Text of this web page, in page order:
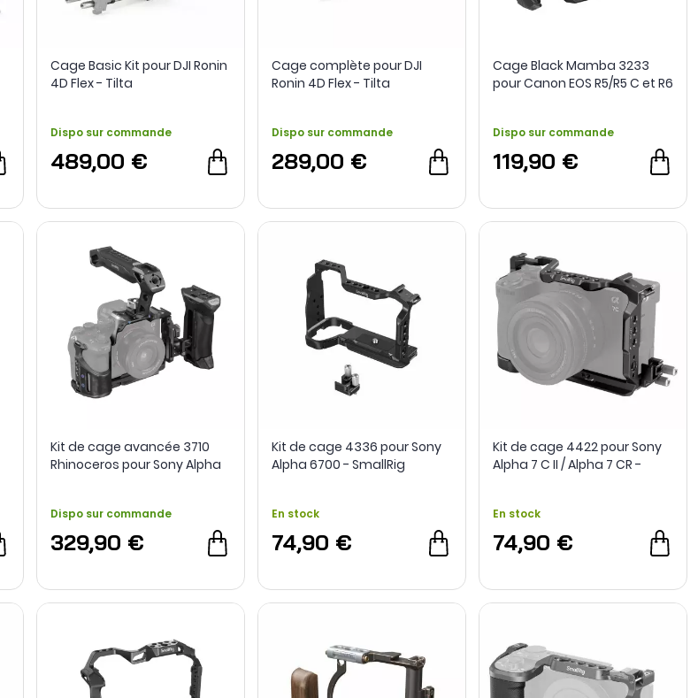
Cage Basic Kit pour DJI Ronin
4D Flex - Tilta
Dispo sur commande
489,00 €
Cage complète pour DJI
Ronin 4D Flex - Tilta
Dispo sur commande
289,00 €
Cage Black Mamba 3233
pour Canon EOS R5/R5 C et R6
Dispo sur commande
119,90 €
Kit de cage avancée 3710
Rhinoceros pour Sony Alpha
Dispo sur commande
329,90 €
Kit de cage 4336 pour Sony
Alpha 6700 - SmallRig
En stock
74,90 €
Kit de cage 4422 pour Sony
Alpha 7 C II / Alpha 7 CR -
En stock
74,90 €